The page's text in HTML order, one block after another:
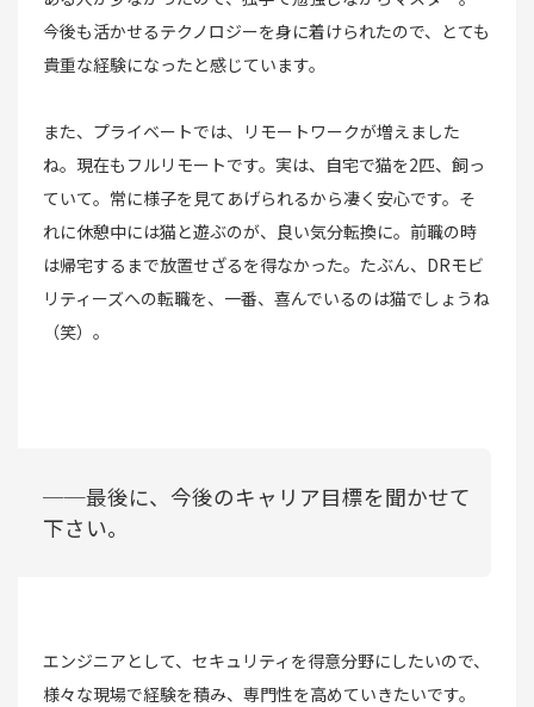
今後も活かせるテクノロジーを身に着けられたので、とても
貴重な経験になったと感じています。
また、プライベートでは、リモートワークが増えました
ね。現在もフルリモートです。実は、自宅で猫を2匹、飼っ
ていて。常に様子を見てあげられるから凄く安心です。そ
れに休憩中には猫と遊ぶのが、良い気分転換に。前職の時
は帰宅するまで放置せざるを得なかった。たぶん、DRモビ
リティーズへの転職を、一番、喜んでいるのは猫でしょうね
（笑）。
──最後に、今後のキャリア目標を聞かせて
下さい。
エンジニアとして、セキュリティを得意分野にしたいので、
様々な現場で経験を積み、専門性を高めていきたいです。